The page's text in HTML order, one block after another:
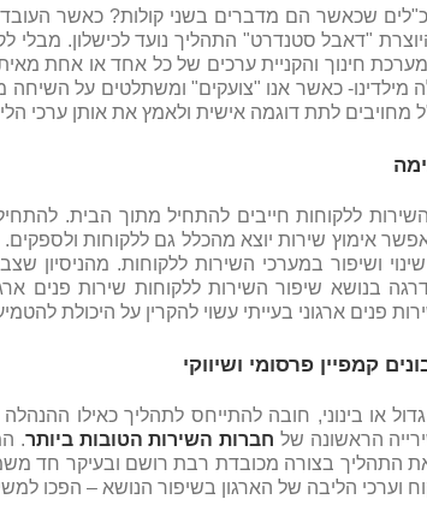
שכאשר הם מדברים בשני קולות? כאשר
"דאבל סטנדרט" התהליך נועד לכישלון. מבלי
חינוך והקניית ערכים של כל אחד או אחת
כאשר אנו "צועקים" ומשתלטים על
מחויבים לתת דוגמה אישית ולאמץ את אותן ערכי
ללקוחות חייבים להתחיל מתוך הבית.
אימוץ שירות יוצא מהכלל גם ללקוחות
ושיפור במערכי השירות ללקוחות. מהניסיון
בנושא שיפור השירות ללקוחות שירות פנים
פנים ארגוני בעייתי עשוי להקרין על היכולת
קמפיין פרסומי ושיווקי
או בינוני, חובה להתייחס לתהליך כאילו
הראשונה של חברות השירות הטובות ביותר.
את התהליך בצורה מכובדת רבת רושם ובעיקר חד
וערכי הליבה של הארגון בשיפור הנושא – הפכו